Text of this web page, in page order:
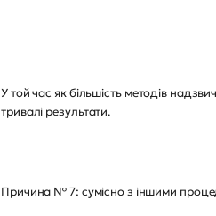
У той час як більшість методів
тривалі результати.
Причина № 7: сумісно з іншими